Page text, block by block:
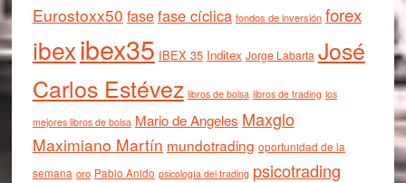
Eurostoxx50 fasefase cíclica fondos de inversión forex
ibexibex35 IBEX 35 Inditex Jorge Labarta José
Carlos Estévez libros de bolsa libros de trading los
mejores libros de bolsa Mario de Angeles Maxglo
Maximiano Martín mundotrading oportunidad de la
semana oro Pablo Anido psicología del trading psicotrading